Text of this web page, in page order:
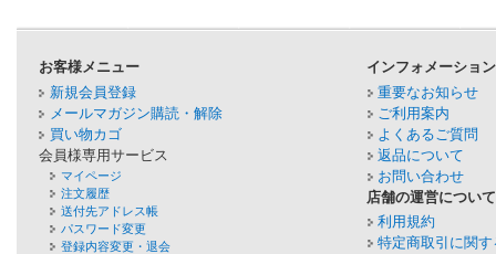
お客様メニュー
新規会員登録
メールマガジン購読・解除
買い物カゴ
会員様専用サービス
マイページ
注文履歴
送付先アドレス帳
パスワード変更
登録内容変更・退会
インフォメーション
重要なお知らせ
ご利用案内
よくあるご質問
返品について
お問い合わせ
店舗の運営について
利用規約
特定商取引に関